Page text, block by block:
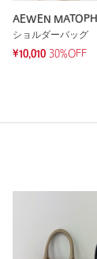
AEWEN MATOPH
ショルダーバッグ
¥10,010 30%OFF